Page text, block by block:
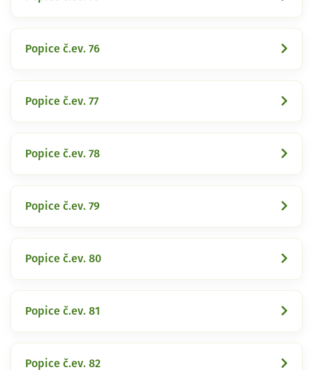
Popice č.ev. 76
Popice č.ev. 77
Popice č.ev. 78
Popice č.ev. 79
Popice č.ev. 80
Popice č.ev. 81
Popice č.ev. 82